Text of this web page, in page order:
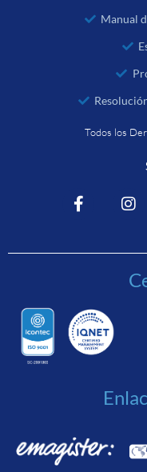
Manual
Todos los